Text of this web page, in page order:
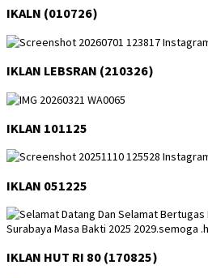
IKALN (010726)
IKLAN LEBSRAN (210326)
IKLAN 101125
IKLAN 051225
IKLAN HUT RI 80 (170825)